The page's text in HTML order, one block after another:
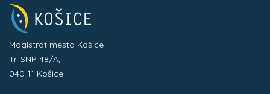
Magistrát mesta Košice
Tr. SNP 48/A,
040 11 Košice